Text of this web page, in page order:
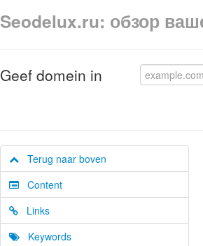
Seodelux.ru: обзор
Geef domein in
Terug naar boven
Content
Links
Keywords